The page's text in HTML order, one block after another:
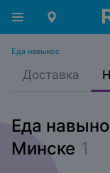
Еда навынос
Доставка
Еда
Минске 1